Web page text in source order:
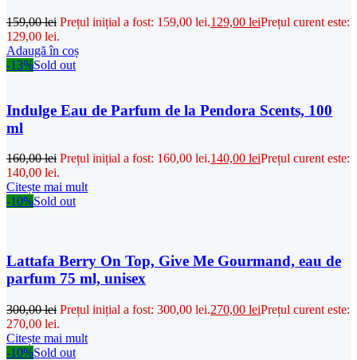
159,00lei Prețul inițial a fost: 159,00 lei.129,00 leiPrețul curent este:
129,00 lei.
Adaugă în coș
-13%Sold out
Indulge Eau de Parfum de la Pendora Scents, 100
ml
160,00lei Prețul inițial a fost: 160,00 lei.140,00 leiPrețul curent este:
140,00 lei.
Citește mai mult
-10%Sold out
Lattafa Berry On Top, Give Me Gourmand, eau de
parfum 75 ml, unisex
300,00lei Prețul inițial a fost: 300,00 lei.270,00 leiPrețul curent este:
270,00 lei.
Citește mai mult
-10%Sold out